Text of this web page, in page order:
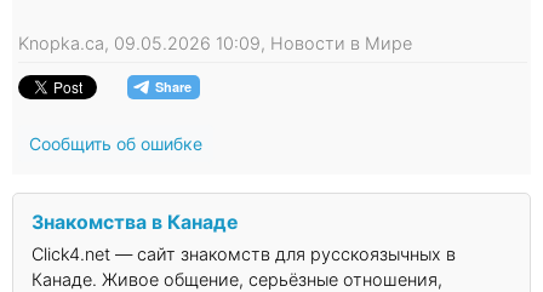
Knopka.ca, 09.05.2026 10:09, Новости в Мире
Сообщить об ошибке
Знакомства в Канаде
Click4.net — сайт знакомств для русскоязычных в
Канаде. Живое общение, серьёзные отношения,